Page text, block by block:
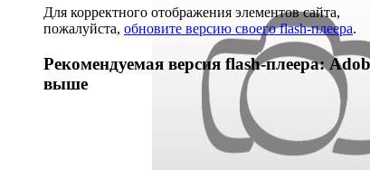
Для корректного отображения элементов сайта,
пожалуйста, обновите версию своего flash-плеера.
Рекомендуемая версия flash-плеера:
выше